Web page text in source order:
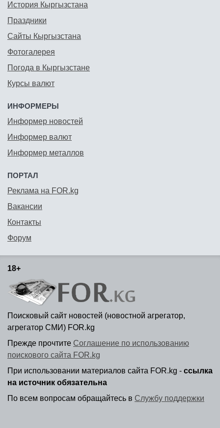
История Кыргызстана
Праздники
Сайты Кыргызстана
Фотогалерея
Погода в Кыргызстане
Курсы валют
ИНФОРМЕРЫ
Информер новостей
Информер валют
Информер металлов
ПОРТАЛ
Реклама на FOR.kg
Вакансии
Контакты
Форум
18+
Поисковый сайт новостей (новостной агрегатор,
агрегатор СМИ) FOR.kg
Прежде прочтите Соглашение по использованию
поискового сайта FOR.kg
При использовании материалов сайта FOR.kg - ссылка
на источник обязательна
По всем вопросам обращайтесь в Службу поддержки